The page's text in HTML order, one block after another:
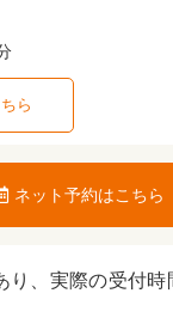
ら
ネット予約はこちら
り、実際の受付